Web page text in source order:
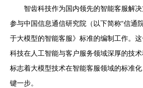
智齿科技作为国内领先的智能客服解
参与中国信息通信研究院（以下简称“信通
于大模型的智能客服》标准的编制工作。
科技在人工智能与客户服务领域深厚的技
标志着大模型技术在智能客服领域的标准
键一步。